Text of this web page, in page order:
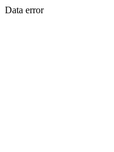
Data error